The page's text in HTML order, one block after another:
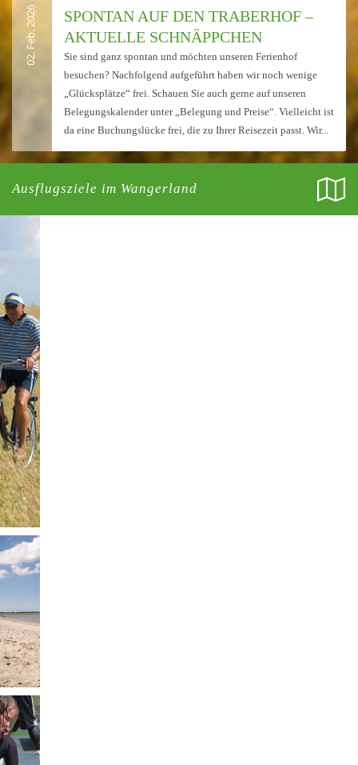
02. Feb. 2026
SPONTAN AUF DEN TRABERHOF –
AKTUELLE SCHNÄPPCHEN
Sie sind ganz spontan und möchten unseren Ferienhof
besuchen? Nachfolgend aufgeführt haben wir noch wenige
„Glücksplätze“ frei. Schauen Sie auch gerne auf unseren
Belegungskalender unter „Belegung und Preise“. Vielleicht ist
da eine Buchungslücke frei, die zu Ihrer Reisezeit passt. Wir...
Ausflugsziele im Wangerland